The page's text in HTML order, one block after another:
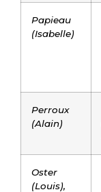
Papieau
(Isabelle)
Perroux
(Alain)
Oster
(Louis),